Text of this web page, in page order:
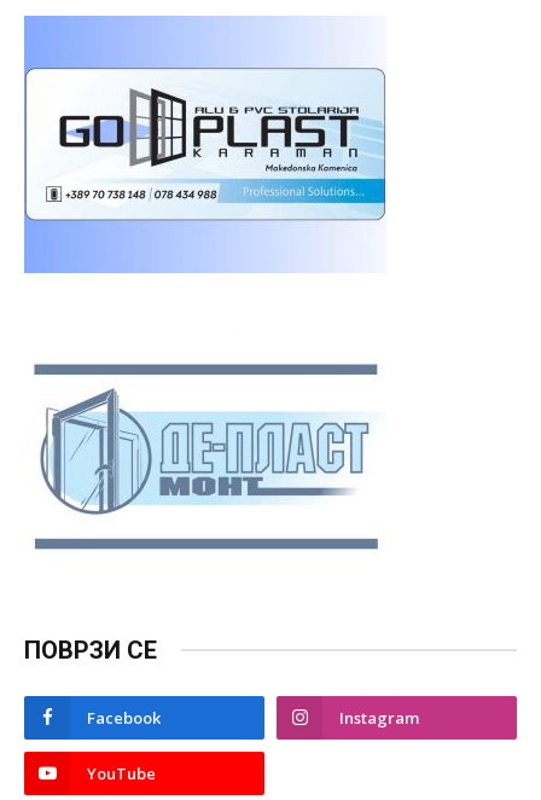
ПОВРЗИ СЕ
Facebook Instagram
YouTube